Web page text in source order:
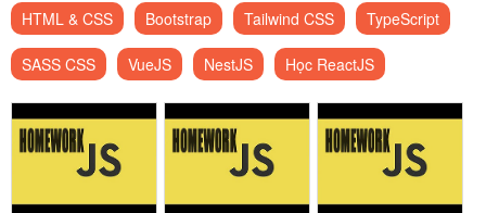
HTML & CSS Bootstrap Tailwind CSS TypeScript
SASS CSS VueJS NestJS Học ReactJS